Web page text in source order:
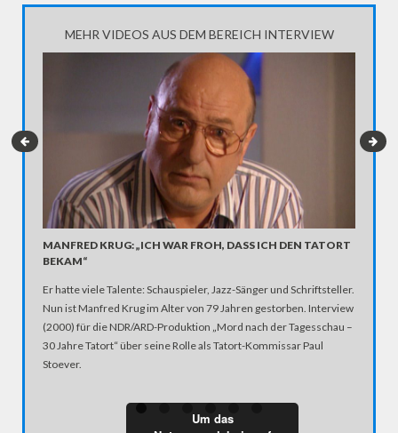
MEHR VIDEOS AUS DEM BEREICH INTERVIEW
MANFRED KRUG: „ICH WAR FROH, DASS ICH DEN TATORT
BEKAM“
Er hatte viele Talente: Schauspieler, Jazz-Sänger und Schriftsteller.
Nun ist Manfred Krug im Alter von 79 Jahren gestorben. Interview
(2000) für die NDR/ARD-Produktion „Mord nach der Tagesschau –
30 Jahre Tatort“ über seine Rolle als Tatort-Kommissar Paul
Stoever.
Um das